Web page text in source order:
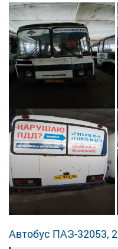
Автобус ПАЗ-32053,